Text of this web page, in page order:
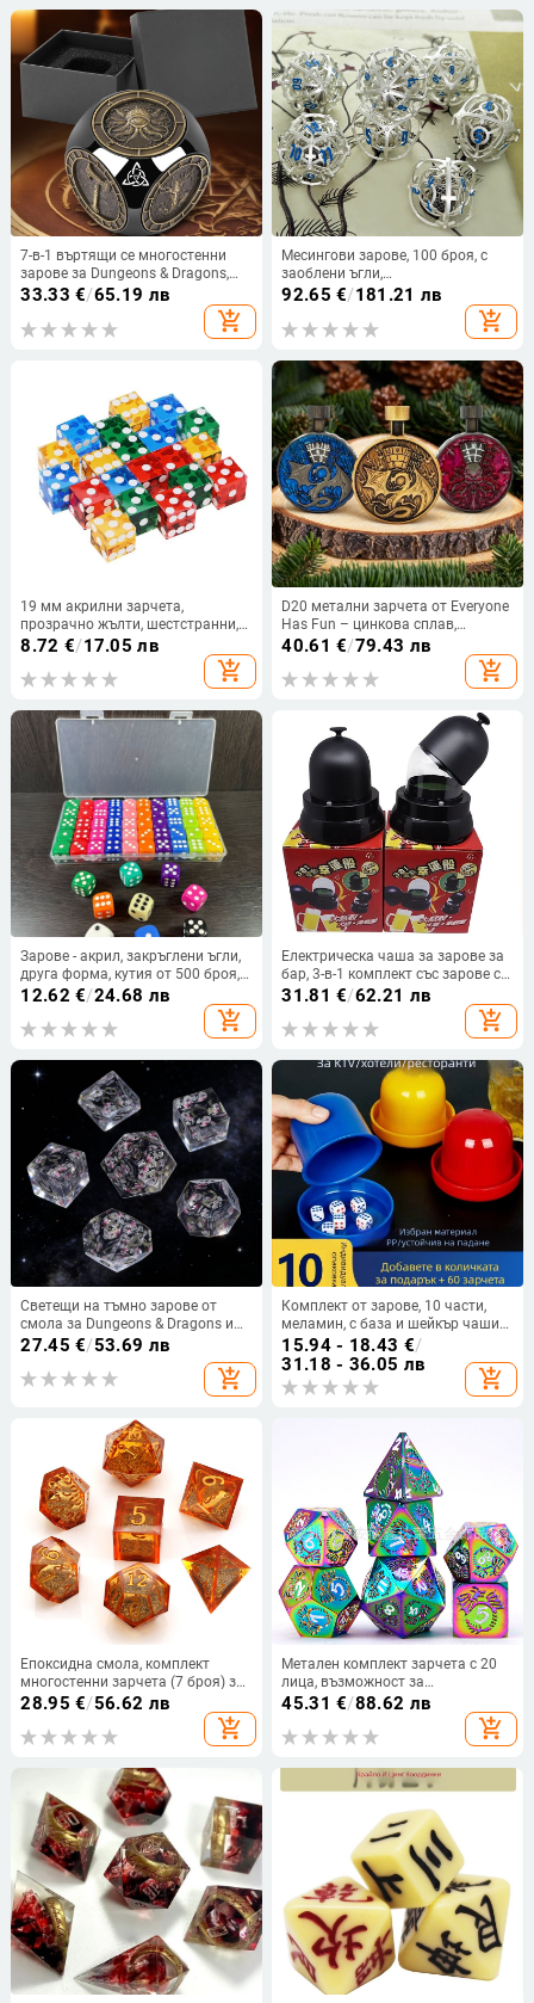
7-в-1 въртящи се многостенни
зарове за Dungeons & Dragons,
метални настолни RPG зарове за
33.33 €/65.19 лв
add_shopping_cart
Месингови зарове, 100 броя, с
заоблени ъгли,
персонализируеми
92.65 €/181.21 лв
add_shopping_cart
19 мм акрилни зарчета,
прозрачно жълти, шестстранни,
прецизни за казино
8.72 €/17.05 лв
add_shopping_cart
D20 метални зарчета от Everyone
Has Fun – цинкова сплав,
двадесетостранни с заоблени
ъгли за настолни RPG игри
40.61 €/79.43 лв
add_shopping_cart
Зарове - акрил, закръглени ъгли,
друга форма, кутия от 500 броя,
персонализация налична
12.62 €/24.68 лв
add_shopping_cart
Електрическа чаша за зарове за
бар, 3-в-1 комплект със зарове с
тема риба, скариди и раци
31.81 €/62.21 лв
add_shopping_cart
Светещи на тъмно зарове от
смола за Dungeons & Dragons и
Call of Cthulhu – Големи настолни
27.45 €/53.69 лв
add_shopping_cart
Комплект от зарове, 10 части,
меламин, с база и шейкър чаши
за бар
15.94 - 18.43 €/
31.18 - 36.05 лв
add_shopping_cart
Епоксидна смола, комплект
многостенни зарчета (7 броя) за
D&D и настолни RPG игри, опции
28.95 €/56.62 лв
add_shopping_cart
Метален комплект зарчета с 20
лица, възможност за
персонализация, 100 броя
45.31 €/88.62 лв
add_shopping_cart